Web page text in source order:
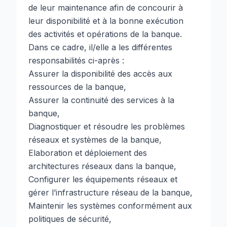
de leur maintenance afin de concourir à
leur disponibilité et à la bonne exécution
des activités et opérations de la banque.
Dans ce cadre, il/elle a les différentes
responsabilités ci-après :
Assurer la disponibilité des accès aux
ressources de la banque,
Assurer la continuité des services à la
banque,
Diagnostiquer et résoudre les problèmes
réseaux et systèmes de la banque,
Elaboration et déploiement des
architectures réseaux dans la banque,
Configurer les équipements réseaux et
gérer l’infrastructure réseau de la banque,
Maintenir les systèmes conformément aux
politiques de sécurité,